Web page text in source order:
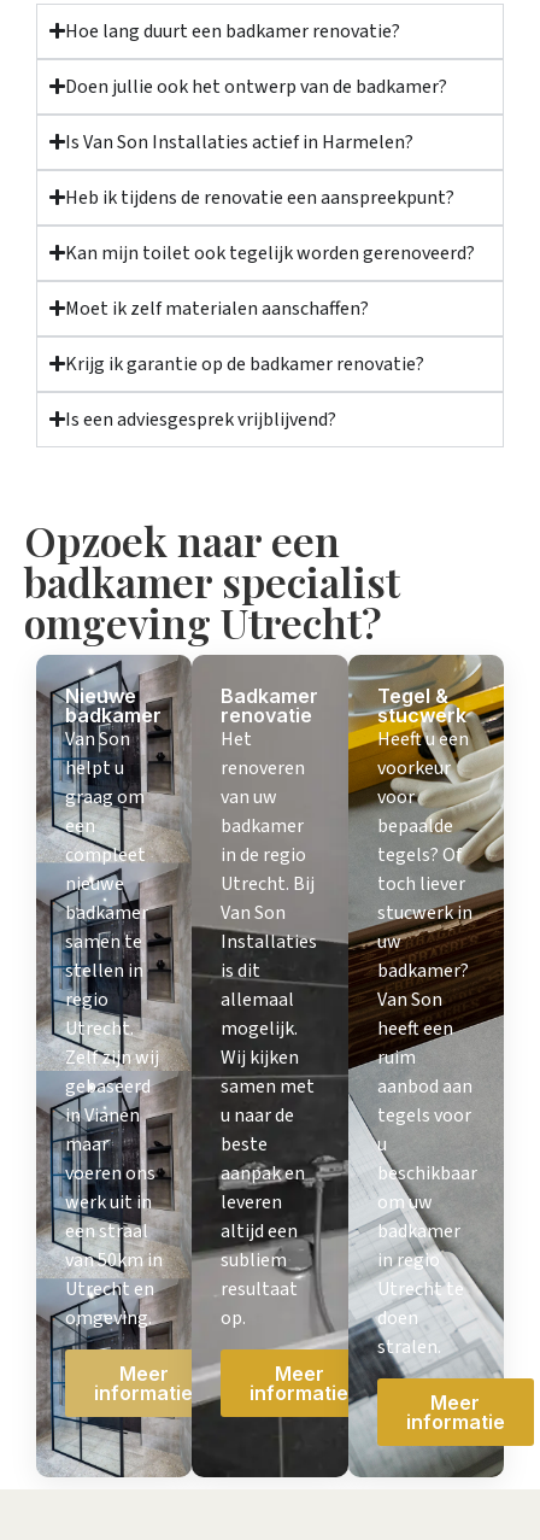
Hoe lang duurt een badkamer renovatie?
Doen jullie ook het ontwerp van de badkamer?
Is Van Son Installaties actief in Harmelen?
Heb ik tijdens de renovatie een aanspreekpunt?
Kan mijn toilet ook tegelijk worden gerenoveerd?
Moet ik zelf materialen aanschaffen?
Krijg ik garantie op de badkamer renovatie?
Is een adviesgesprek vrijblijvend?
Opzoek naar een
badkamer specialist
omgeving Utrecht?
Nieuwe
badkamer
Van Son
helpt u
graag om
een
compleet
nieuwe
badkamer
samen te
stellen in
regio
Utrecht.
Zelf zijn wij
gebaseerd
in Vianen
maar
voeren ons
werk uit in
een straal
van 50km in
Utrecht en
omgeving.
Meer
informatie
Badkamer
renovatie
Het
renoveren
van uw
badkamer
in de regio
Utrecht. Bij
Van Son
Installaties
is dit
allemaal
mogelijk.
Wij kijken
samen met
u naar de
beste
aanpak en
leveren
altijd een
subliem
resultaat
op.
Meer
informatie
Tegel &
stucwerk
Heeft u een
voorkeur
voor
bepaalde
tegels? Of
toch liever
stucwerk in
uw
badkamer?
Van Son
heeft een
ruim
aanbod aan
tegels voor
u
beschikbaar
om uw
badkamer
in regio
Utrecht te
doen
stralen.
Meer
informatie